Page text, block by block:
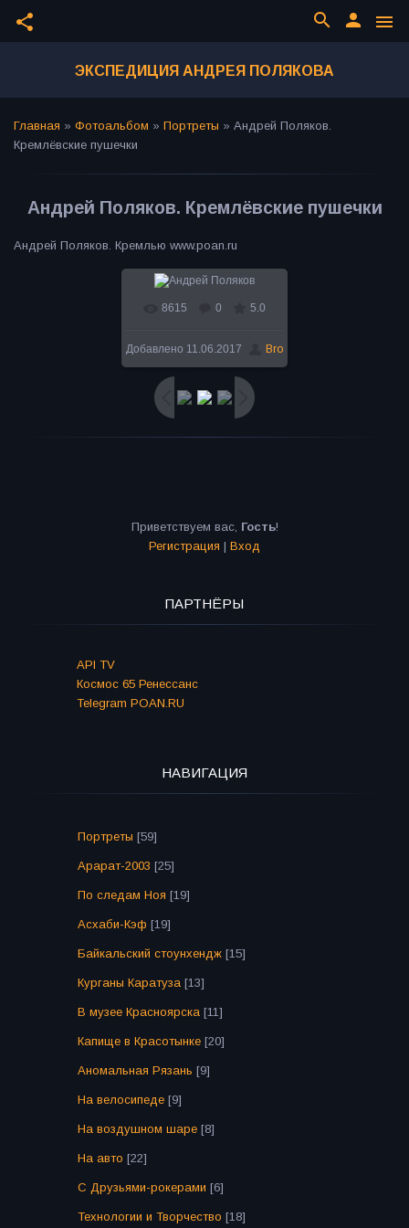
share menu
person
search
ЭКСПЕДИЦИЯ АНДРЕЯ ПОЛЯКОВА
Главная » Фотоальбом » Портреты » Андрей Поляков.
Кремлёвские пушечки
Андрей Поляков. Кремлёвские пушечки
Андрей Поляков. Кремлью www.poan.ru
В реальном размере
800x443/ 99.0Kb
8615 0 5.0
Добавлено 11.06.2017 Bro
Приветствуем вас, Гость!
Регистрация | Вход
ПАРТНЁРЫ
API TV
Космос 65 Ренессанс
Telegram POAN.RU
НАВИГАЦИЯ
Портреты [59]
Арарат-2003 [25]
По следам Ноя [19]
Асхаби-Кэф [19]
Байкальский стоунхендж [15]
Курганы Каратуза [13]
В музее Красноярска [11]
Капище в Красотынке [20]
Аномальная Рязань [9]
На велосипеде [9]
На воздушном шаре [8]
На авто [22]
С Друзьями-рокерами [6]
Технологии и Творчество [18]